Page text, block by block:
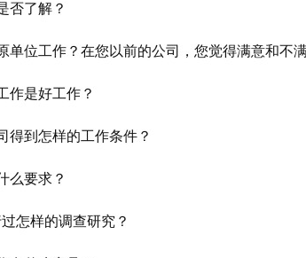
否了解？
单位工作？在您以前的公司，您觉得满意和不
作是好工作？
得到怎样的工作条件？
么要求？
怎样的调查研究？